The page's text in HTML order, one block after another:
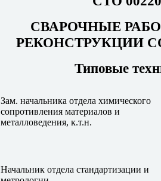
СВАРОЧНЫЕ
РЕКОНСТРУКЦИИ
Типовые
Зам. начальника отдела химического
сопротивления материалов и
металловедения, к.т.н.
Начальник отдела стандартизации и